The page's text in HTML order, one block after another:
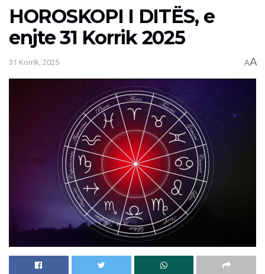
HOROSKOPI I DITËS, e
enjte 31 Korrik 2025
31 Korrik, 2025 AA